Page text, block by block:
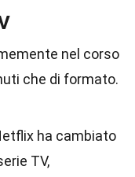
nel corso
che di formato.
ha cambiato
TV,